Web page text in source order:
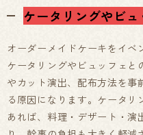
ケータリングやビ
オーダーメイドケーキをイベ
ケータリングやビュッフェ
やカット演出、配布方法を
る原因になります。ケータ
あれば、料理・デザート・演